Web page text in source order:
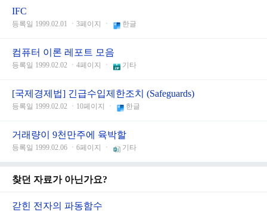
IFC
등록일 1999.02.01 ㆍ3페이지 ㆍ 한글
컴퓨터 이론 레포트 모음
등록일 1999.02.02 ㆍ4페이지 ㆍ 기타
[국제경제법] 긴급수입제한조치 (Safeguards)
등록일 1999.02.02 ㆍ10페이지 ㆍ 한글
거래량이 9천만주에 육박할
등록일 1999.02.06 ㆍ6페이지 ㆍ 기타
찾던 자료가 아닌가요?
갇힌 전자의 파동함수